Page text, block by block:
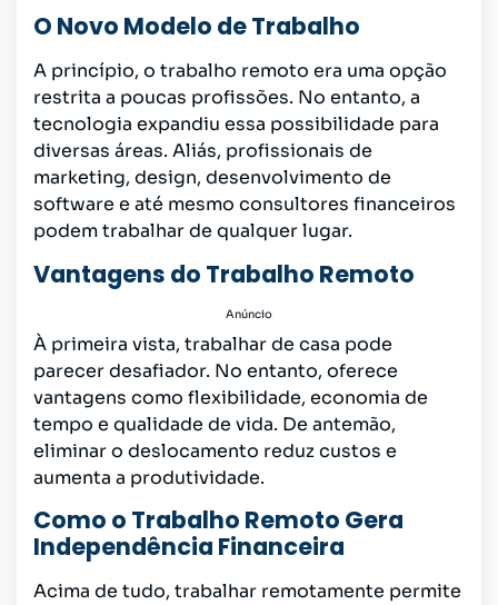
O Novo Modelo de Trabalho
A princípio, o trabalho remoto era uma opção
restrita a poucas profissões. No entanto, a
tecnologia expandiu essa possibilidade para
diversas áreas. Aliás, profissionais de
marketing, design, desenvolvimento de
software e até mesmo consultores financeiros
podem trabalhar de qualquer lugar.
Vantagens do Trabalho Remoto
Anúncio
À primeira vista, trabalhar de casa pode
parecer desafiador. No entanto, oferece
vantagens como flexibilidade, economia de
tempo e qualidade de vida. De antemão,
eliminar o deslocamento reduz custos e
aumenta a produtividade.
Como o Trabalho Remoto Gera
Independência Financeira
Acima de tudo, trabalhar remotamente permite